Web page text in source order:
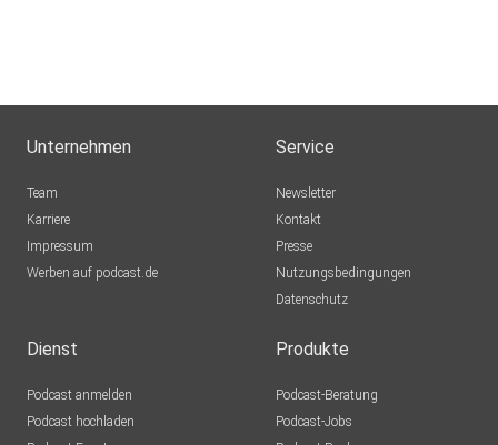
Unternehmen
Team
Karriere
Impressum
Werben auf podcast.de
Service
Newsletter
Kontakt
Presse
Nutzungsbedingungen
Datenschutz
Dienst
Podcast anmelden
Podcast hochladen
Produkte
Podcast-Beratung
Podcast-Jobs